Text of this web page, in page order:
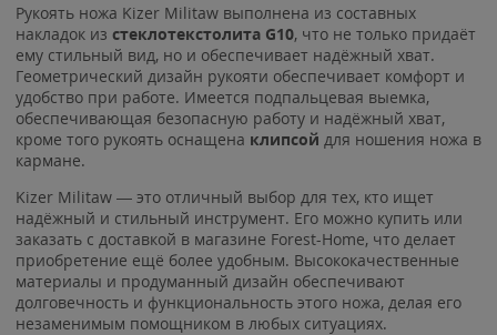
Рукоять ножа Kizer Militaw выполнена из составных
накладок из стеклотекстолита G10, что не только придаёт
ему стильный вид, но и обеспечивает надёжный хват.
Геометрический дизайн рукояти обеспечивает комфорт и
удобство при работе. Имеется подпальцевая выемка,
обеспечивающая безопасную работу и надёжный хват,
кроме того рукоять оснащена клипсой для ношения ножа в
кармане.
Kizer Militaw — это отличный выбор для тех, кто ищет
надёжный и стильный инструмент. Его можно купить или
заказать с доставкой в магазине Forest-Home, что делает
приобретение ещё более удобным. Высококачественные
материалы и продуманный дизайн обеспечивают
долговечность и функциональность этого ножа, делая его
незаменимым помощником в любых ситуациях.